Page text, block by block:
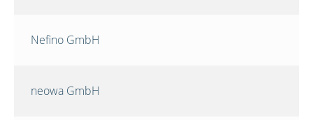
Nefino GmbH
neowa GmbH